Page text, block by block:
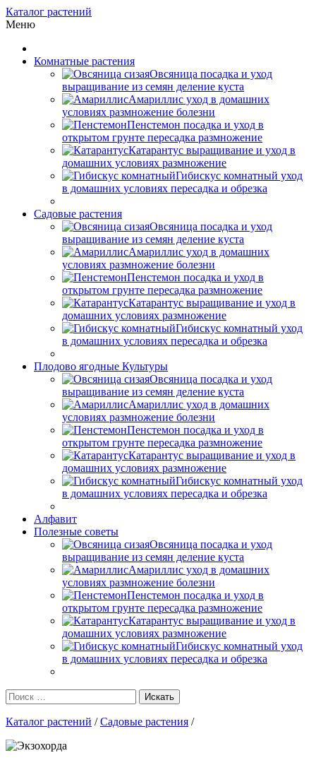
Каталог растений
Меню
Комнатные растения
Овсяница посадка и уход
выращивание из семян деление куста
Амариллис уход в домашних
условиях размножение болезни
Пенстемон посадка и уход в
открытом грунте пересадка размножение
Катарантус выращивание и уход в
домашних условиях размножение
Гибискус комнатный уход
в домашних условиях пересадка и обрезка
Садовые растения
Овсяница посадка и уход
выращивание из семян деление куста
Амариллис уход в домашних
условиях размножение болезни
Пенстемон посадка и уход в
открытом грунте пересадка размножение
Катарантус выращивание и уход в
домашних условиях размножение
Гибискус комнатный уход
в домашних условиях пересадка и обрезка
Плодово ягодные Культуры
Овсяница посадка и уход
выращивание из семян деление куста
Амариллис уход в домашних
условиях размножение болезни
Пенстемон посадка и уход в
открытом грунте пересадка размножение
Катарантус выращивание и уход в
домашних условиях размножение
Гибискус комнатный уход
в домашних условиях пересадка и обрезка
Алфавит
Полезные советы
Овсяница посадка и уход
выращивание из семян деление куста
Амариллис уход в домашних
условиях размножение болезни
Пенстемон посадка и уход в
открытом грунте пересадка размножение
Катарантус выращивание и уход в
домашних условиях размножение
Гибискус комнатный уход
в домашних условиях пересадка и обрезка
Каталог растений /Садовые растения /